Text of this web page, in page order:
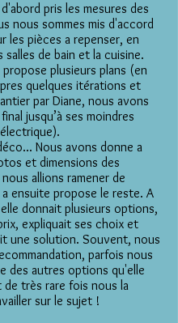
pris les mesures des
nous sommes mis d'accord
les pièces a repenser, en
salles de bain et la cuisine.
propose plusieurs plans (en
quelques itérations et
par Diane, nous avons
jusqu’à ses moindres
Nous avons donne a
et dimensions des
allions ramener de
a ensuite propose le reste. A
donnait plusieurs options,
expliquait ses choix et
une solution. Souvent, nous
parfois nous
des autres options qu'elle
très rare fois nous la
sur le sujet !